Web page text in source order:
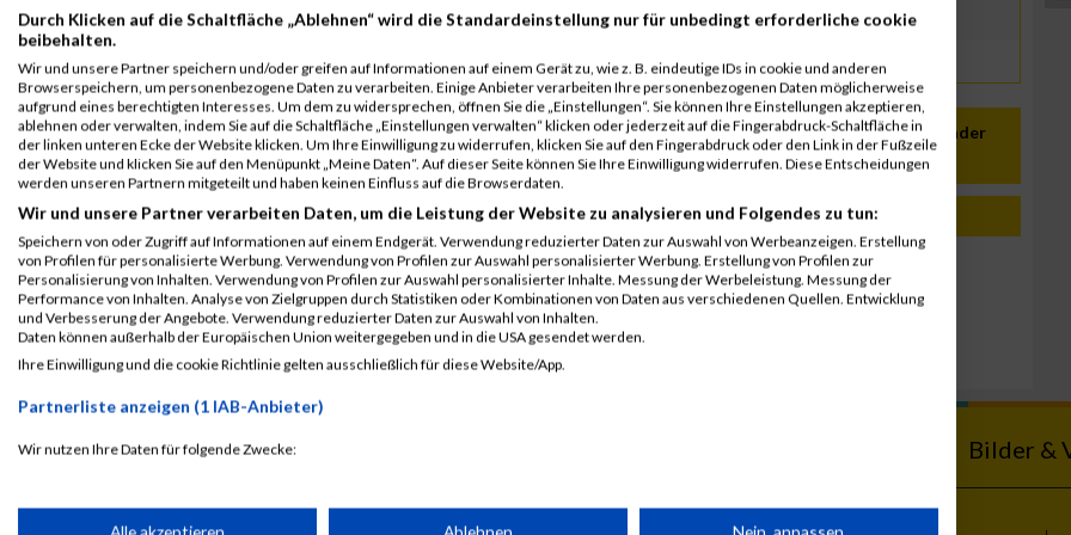
info@trumer-triathlon.at
URL www.trumer-triathlon.at
Event auf Facebook teilen
In meinen Kalender
übernehmen
PASSENDE VERANSTALTUNGEN
24. Juli 2026
Trumer Triathlon
18. Juli 2025
Trumer Triathlon
19. Juli 2024
Trumer Triathlon
16. Juli 2021 19. Juli 2020
Trumer Triathlon
Laufsport Anmeldung Bilder &
Durch Klicken auf die Schaltfläche „Ablehnen“ wird die Standardeinstellung nur für unbedingt erforderliche cookie
beibehalten.
Wir und unsere Partner speichern und/oder greifen auf Informationen auf einem Gerät zu, wie z. B. eindeutige IDs in cookie und anderen
Browserspeichern, um personenbezogene Daten zu verarbeiten. Einige Anbieter verarbeiten Ihre personenbezogenen Daten möglicherweise
aufgrund eines berechtigten Interesses. Um dem zu widersprechen, öffnen Sie die „Einstellungen“. Sie können Ihre Einstellungen akzeptieren,
ablehnen oder verwalten, indem Sie auf die Schaltfläche „Einstellungen verwalten“ klicken oder jederzeit auf die Fingerabdruck-Schaltfläche in
der linken unteren Ecke der Website klicken. Um Ihre Einwilligung zu widerrufen, klicken Sie auf den Fingerabdruck oder den Link in der Fußzeile
der Website und klicken Sie auf den Menüpunkt „Meine Daten“. Auf dieser Seite können Sie Ihre Einwilligung widerrufen. Diese Entscheidungen
werden unseren Partnern mitgeteilt und haben keinen Einfluss auf die Browserdaten.
Wir und unsere Partner verarbeiten Daten, um die Leistung der Website zu analysieren und Folgendes zu tun:
Speichern von oder Zugriff auf Informationen auf einem Endgerät. Verwendung reduzierter Daten zur Auswahl von Werbeanzeigen. Erstellung
von Profilen für personalisierte Werbung. Verwendung von Profilen zur Auswahl personalisierter Werbung. Erstellung von Profilen zur
Personalisierung von Inhalten. Verwendung von Profilen zur Auswahl personalisierter Inhalte. Messung der Werbeleistung. Messung der
Performance von Inhalten. Analyse von Zielgruppen durch Statistiken oder Kombinationen von Daten aus verschiedenen Quellen. Entwicklung
und Verbesserung der Angebote. Verwendung reduzierter Daten zur Auswahl von Inhalten.
Daten können außerhalb der Europäischen Union weitergegeben und in die USA gesendet werden.
Ihre Einwilligung und die cookie Richtlinie gelten ausschließlich für diese Website/App.
Partnerliste anzeigen (1 IAB-Anbieter)
Wir nutzen Ihre Daten für folgende Zwecke:
Speichern von oder Zugriff auf Informationen auf einem Endgerät
Alle akzeptieren Ablehnen Nein, anpassen